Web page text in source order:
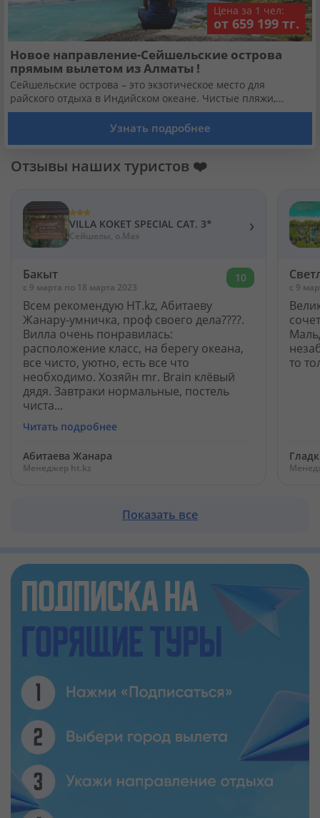
Установи наше мобильное приложение
Загрузить приложение из App Store
Загрузить приложение из Google Play
Цена за 1 чел:
от 659 199 тг.
Новое направление-Сейшельские острова
прямым вылетом из Алматы !
Сейшельские острова – это экзотическое место для
райского отдыха в Индийском океане. Чистые пляжи,...
Узнать подробнее
Отзывы наших туристов ❤️
VILLA KOKET SPECIAL CAT. 3*
Сейшелы, о.Маэ ›
Бакыт
c 9 марта по 18 марта 2023
10
Всем рекомендую HT.kz, Абитаеву
Жанару-умничка, проф своего дела????.
Вилла очень понравилась:
расположение класс, на берегу океана,
все чисто, уютно, есть все что
необходимо. Хозяйн mr. Brain клёвый
дядя. Завтраки нормальные, постель
чиста...
Читать подробнее
Абитаева Жанара
Менеджер ht.kz
c 9
то
Показать все